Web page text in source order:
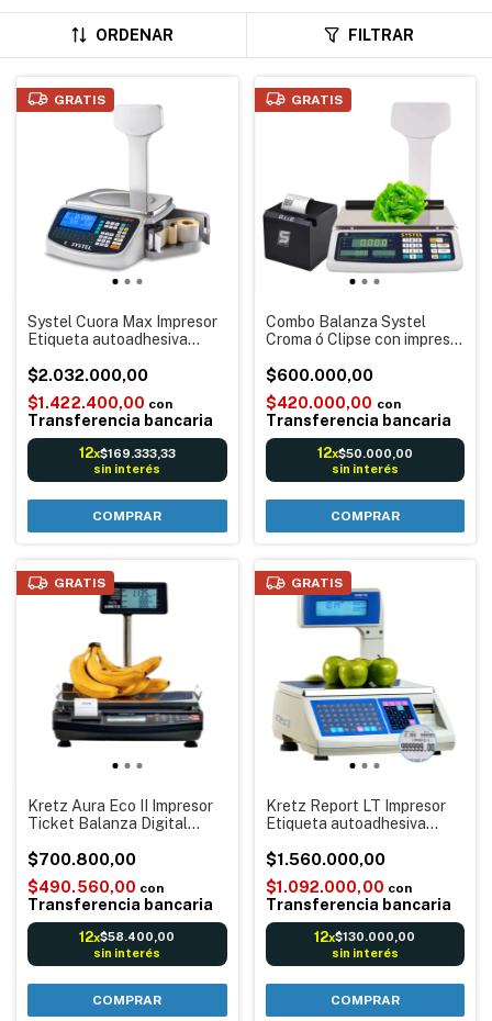
ORDENAR FILTRAR
GRATIS
Systel Cuora Max Impresor
Etiqueta autoadhesiva
Código barras Reportes
$2.032.000,00
$1.422.400,00 con
Transferencia bancaria
12x$169.333,33
sin interés
COMPRAR
GRATIS
Combo Balanza Systel
Croma ó Clipse con impresor
TEC 002 Balanza
Comercial impresora
$600.000,00
$420.000,00 con
Transferencia bancaria
12x$50.000,00
sin interés
COMPRAR
GRATIS
Kretz Aura Eco II Impresor
Ticket Balanza Digital
Reportes Batería
Tickeadora
$700.800,00
$490.560,00 con
Transferencia bancaria
12x$58.400,00
sin interés
COMPRAR
GRATIS
Kretz Report LT Impresor
Etiqueta autoadhesiva
Código barras Reportes Usb
Itegra
$1.560.000,00
$1.092.000,00 con
Transferencia bancaria
12x$130.000,00
sin interés